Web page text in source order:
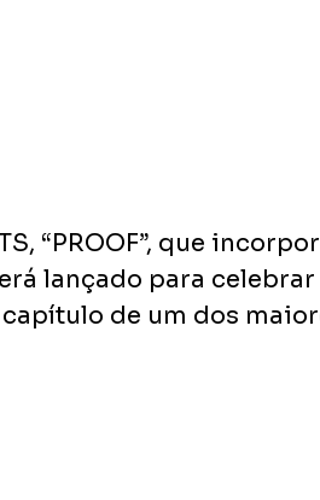
“PROOF”, que
lançado para
de um dos